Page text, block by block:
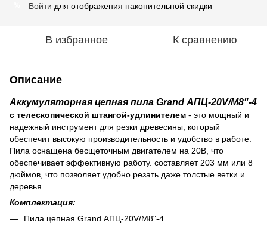
Войти для отображения накопительной скидки
В избранное К сравнению
Описание
Аккумуляторная цепная пила Grand АПЦ-20V/M8"-4
с телескопической штангой-удлинителем - это мощный и
надежный инструмент для резки древесины, который
обеспечит высокую производительность и удобство в работе.
Пила оснащена бесщеточным двигателем на 20В, что
обеспечивает эффективную работу. составляет 203 мм или 8
дюймов, что позволяет удобно резать даже толстые ветки и
деревья.
Комплектация:
Пила цепная Grand АПЦ-20V/M8"-4